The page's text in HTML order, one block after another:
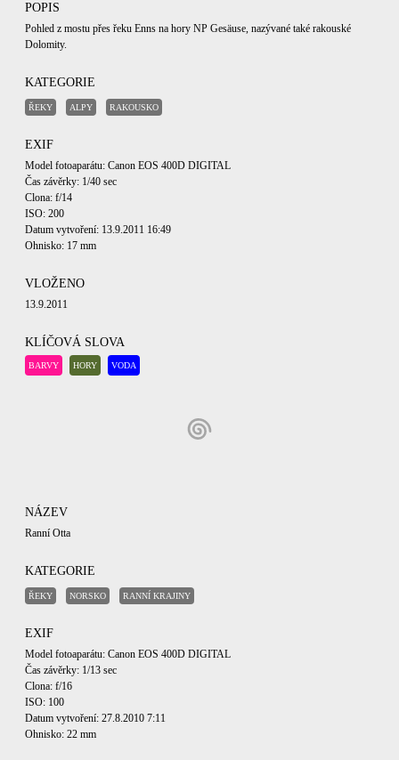
POPIS
Pohled z mostu přes řeku Enns na hory NP Gesäuse, nazývané také rakouské
Dolomity.
KATEGORIE
ŘEKY ALPY RAKOUSKO
EXIF
Model fotoaparátu: Canon EOS 400D DIGITAL
Čas závěrky: 1/40 sec
Clona: f/14
ISO: 200
Datum vytvoření: 13.9.2011 16:49
Ohnisko: 17 mm
VLOŽENO
13.9.2011
KLÍČOVÁ SLOVA
BARVY HORY VODA
NÁZEV
Ranní Otta
KATEGORIE
ŘEKY NORSKO RANNÍ KRAJINY
EXIF
Model fotoaparátu: Canon EOS 400D DIGITAL
Čas závěrky: 1/13 sec
Clona: f/16
ISO: 100
Datum vytvoření: 27.8.2010 7:11
Ohnisko: 22 mm